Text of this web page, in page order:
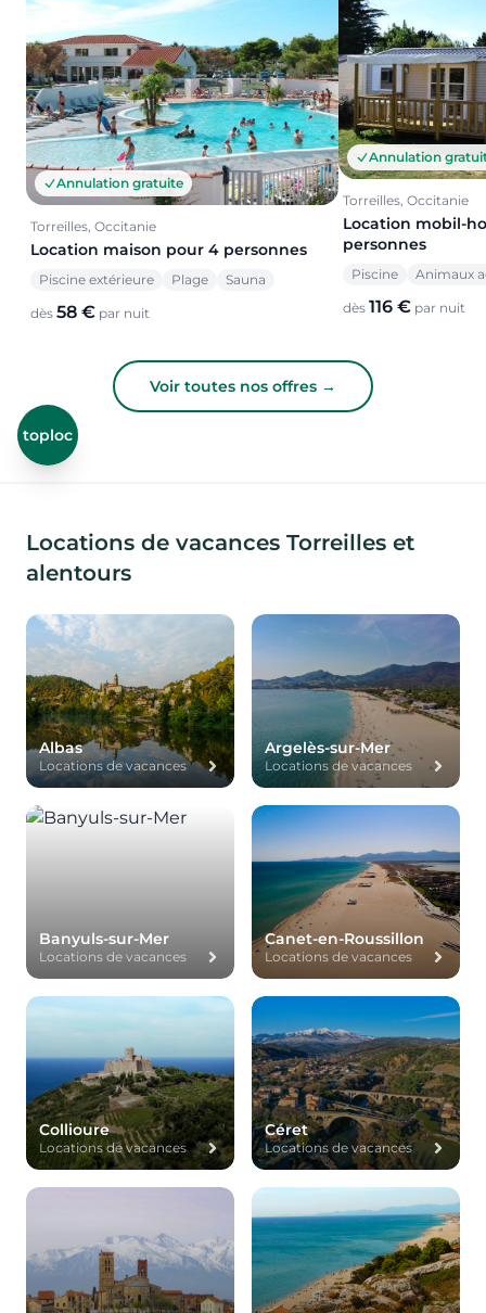
Annulation gratuite
Torreilles, Occitanie
Location maison pour 4 personnes
Piscine extérieure Plage Sauna
dès 58 € par nuit
Annulation
Torreilles, Occitanie
Location mobil-
personnes
Piscine Animaux
dès 116 € par nuit
Voir toutes nos offres →
toploc
Locations de vacances Torreilles et
alentours
Albas
Locations de vacances
Argelès-sur-Mer
Locations de vacances
Banyuls-sur-Mer
Locations de vacances
Canet-en-Roussillon
Locations de vacances
Collioure
Locations de vacances
Céret
Locations de vacances